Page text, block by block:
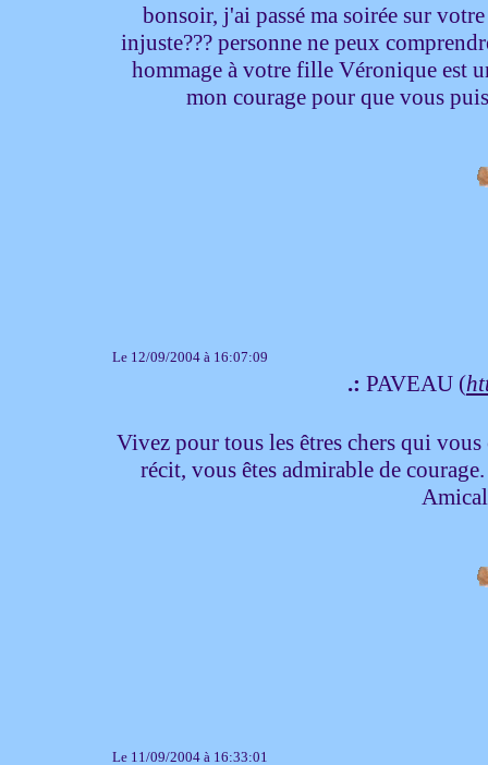
bonsoir, j'ai passé ma soirée sur
injuste??? personne ne peux
hommage à votre fille Véronique est
mon courage pour que vous
Le 12/09/2004 à 16:07:09
.: PAVEAU (
Vivez pour tous les êtres chers qui
récit, vous êtes admirable de
Le 11/09/2004 à 16:33:01